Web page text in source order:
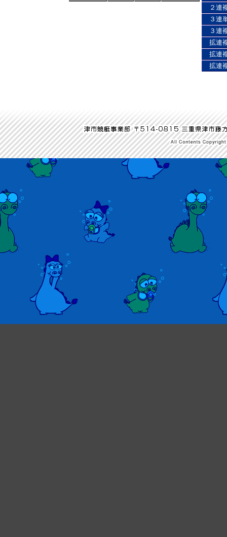
２連
３連
３連
拡連
拡連
拡連